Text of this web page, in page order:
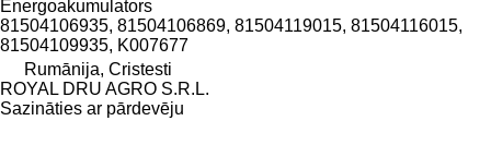
Energoakumulators
81504106935, 81504106869, 81504119015, 81504116015,
81504109935, K007677
Rumānija, Cristesti
ROYAL DRU AGRO S.R.L.
Sazināties ar pārdevēju